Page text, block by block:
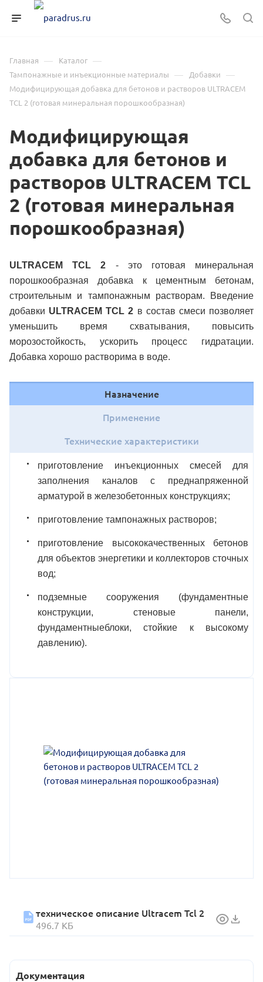
Главная — Каталог —
Тампонажные и инъекционные материалы — Добавки —
Модифицирующая добавка для бетонов и растворов ULTRACEM
TCL 2 (готовая минеральная порошкообразная)
Модифицирующая
добавка для бетонов и
растворов ULTRACEM TCL
2 (готовая минеральная
порошкообразная)
ULTRACEM TCL 2 - это готовая минеральная
порошкообразная добавка к цементным бетонам,
строительным и тампонажным растворам. Введение
добавки ULTRACEM TCL 2 в состав смеси позволяет
уменьшить время схватывания, повысить
морозостойкость, ускорить процесс гидратации.
Добавка хорошо растворима в воде.
Назначение
Применение
Технические характеристики
приготовление инъекционных смесей для
заполнения каналов с преднапряженной
арматурой в железобетонных конструкциях;
приготовление тампонажных растворов;
приготовление высококачественных бетонов
для объектов энергетики и коллекторов сточных
вод;
подземные сооружения (фундаментные
конструкции, стеновые панели,
фундаментныеблоки, стойкие к высокому
давлению).
техническое описание Ultracem Tcl 2
496.7 КБ
Документация